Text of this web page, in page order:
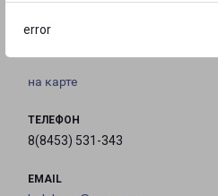
error
на карте
ТЕЛЕФОН
8(8453) 531-343
EMAIL